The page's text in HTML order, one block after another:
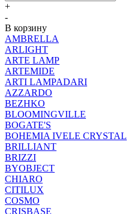
+
-
В корзину
AMBRELLA
ARLIGHT
ARTE LAMP
ARTEMIDE
ARTI LAMPADARI
AZZARDO
BEZHKO
BLOOMINGVILLE
BOGATE'S
BOHEMIA IVELE CRYSTAL
BRILLIANT
BRIZZI
BYOBJECT
CHIARO
CITILUX
COSMO
CRISBASE